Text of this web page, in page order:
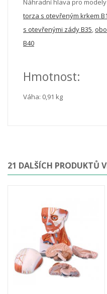
Náhradní hlava pro
torza s otevřeným krkem
s otevřenými zády B35,
B40
Hmotnost:
Váha: 0,91 kg
21 DALŠÍCH PRODUKTŮ